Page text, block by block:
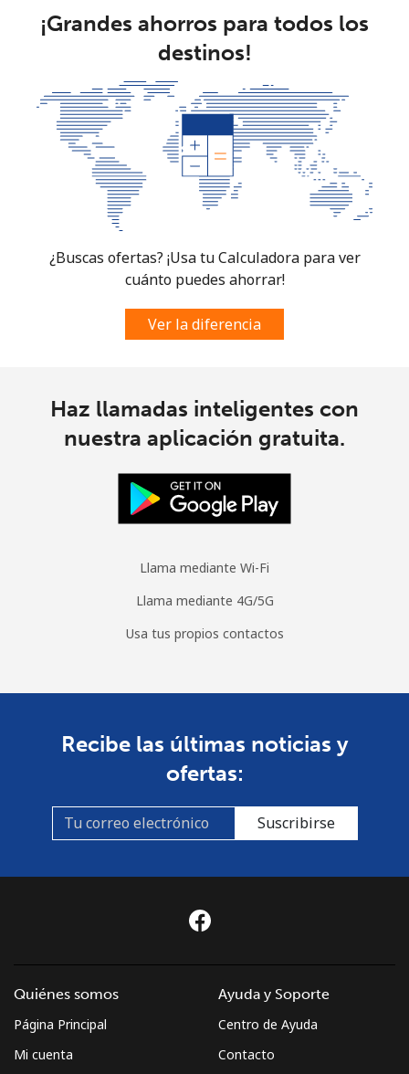
¡Grandes ahorros para todos los
destinos!
¿Buscas ofertas? ¡Usa tu Calculadora para ver
cuánto puedes ahorrar!
Ver la diferencia
Haz llamadas inteligentes con
nuestra aplicación gratuita.
Llama mediante Wi-Fi
Llama mediante 4G/5G
Usa tus propios contactos
Recibe las últimas noticias y
ofertas:
Suscribirse
Quiénes somos
Página Principal
Mi cuenta
Ayuda y Soporte
Centro de Ayuda
Contacto